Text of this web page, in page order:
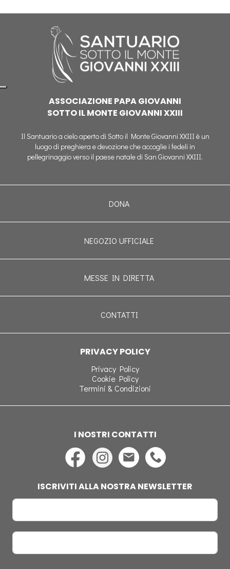
ASSOCIAZIONE PAPA GIOVANNI
SOTTO IL MONTE GIOVANNI XXIII
Il Santuario a cielo aperto di Sotto il Monte Giovanni XXIII è un
luogo di preghiera e devozione che accoglie i fedeli in
pellegrinaggio verso il paese natale di San Giovanni XXIII.
DONA
NEGOZIO UFFICIALE
MESSE IN DIRETTA
CONTATTI
PRIVACY POLICY
Privacy Policy
Cookie Policy
Termini & Condizioni
I NOSTRI CONTATTI
ISCRIVITI ALLA NOSTRA NEWSLETTER